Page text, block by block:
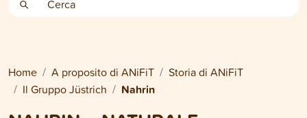
Home A proposito di ANiFiT
Storia di ANiFiT
Il Gruppo Jüstrich
Nahrin